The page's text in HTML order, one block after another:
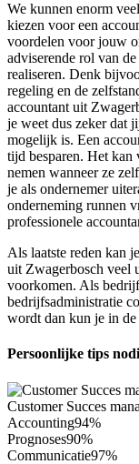
We kunnen enorm
kiezen voor een
voordelen voor jouw
adviserende rol van
realiseren. Denk
regeling en de
accountant uit
je weet dus zeker dat
mogelijk is. Een
tijd besparen. Het kan
nemen wanneer ze
je als ondernemer
onderneming runnen
professionele
Als laatste reden kan
uit Zwagerbosch veel
voorkomen. Als
bedrijfsadministratie
wordt dan kun je in
Persoonlijke tips
Customer Succes
Accounting94%
Prognoses90%
Communicatie97%